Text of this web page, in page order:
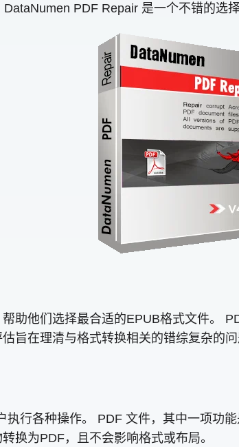
PDF Repair 是一个不错的选择
助他们选择最合适的EPUB格式文件。
旨在理清与格式转换相关的错综复杂的
行各种操作。 PDF 文件，其中一项功
换为PDF，且不会影响格式或布局。